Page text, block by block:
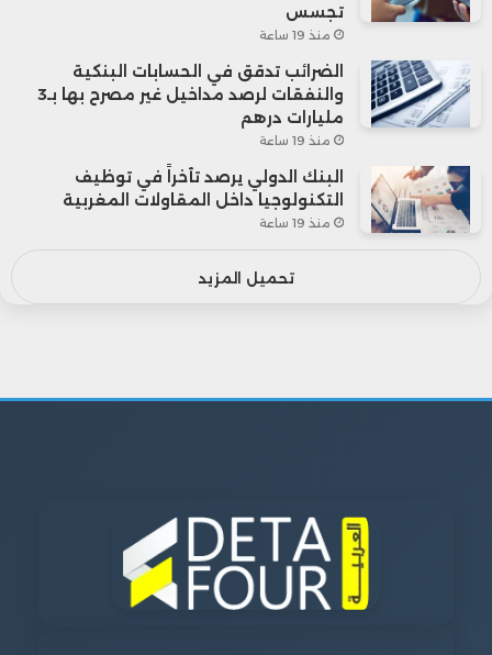
تجسس
منذ 19 ساعة
الضرائب تدقق في الحسابات البنكية
والنفقات لرصد مداخيل غير مصرح بها بـ3
مليارات درهم
منذ 19 ساعة
البنك الدولي يرصد تأخراً في توظيف
التكنولوجيا داخل المقاولات المغربية
منذ 19 ساعة
تحميل المزيد